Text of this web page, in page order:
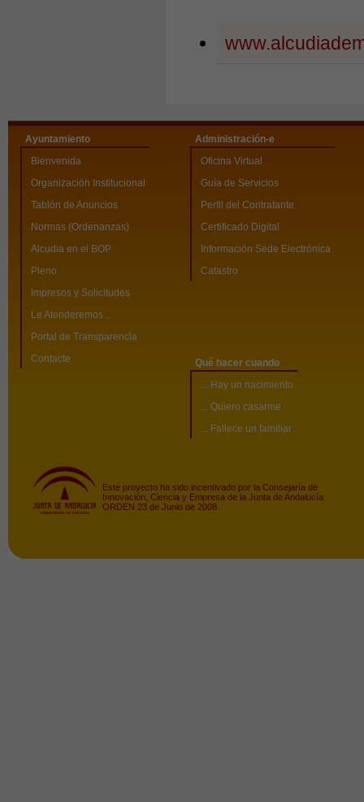
Ayuntamiento
Bienvenida
Organización Institucional
Tablón de Anuncios
Normas (Ordenanzas)
Alcudia en el BOP
Pleno
Impresos y Solicitudes
Le Atenderemos ..
Portal de Transparencia
Contacte
Administración-e
Oficina Virtual
Guía de Servicios
Perfil del Contratante
Certificado Digital
Información Sede Electrónica
Catastro
Qué hacer cuando
... Hay un nacimiento
... Quiero casarme
... Fallece un familiar
Este proyecto ha sido incentivado por la Consejaría de
Innovación, Ciencia y Empresa de la Junta de Andalucía
ORDEN 23 de Junio de 2008